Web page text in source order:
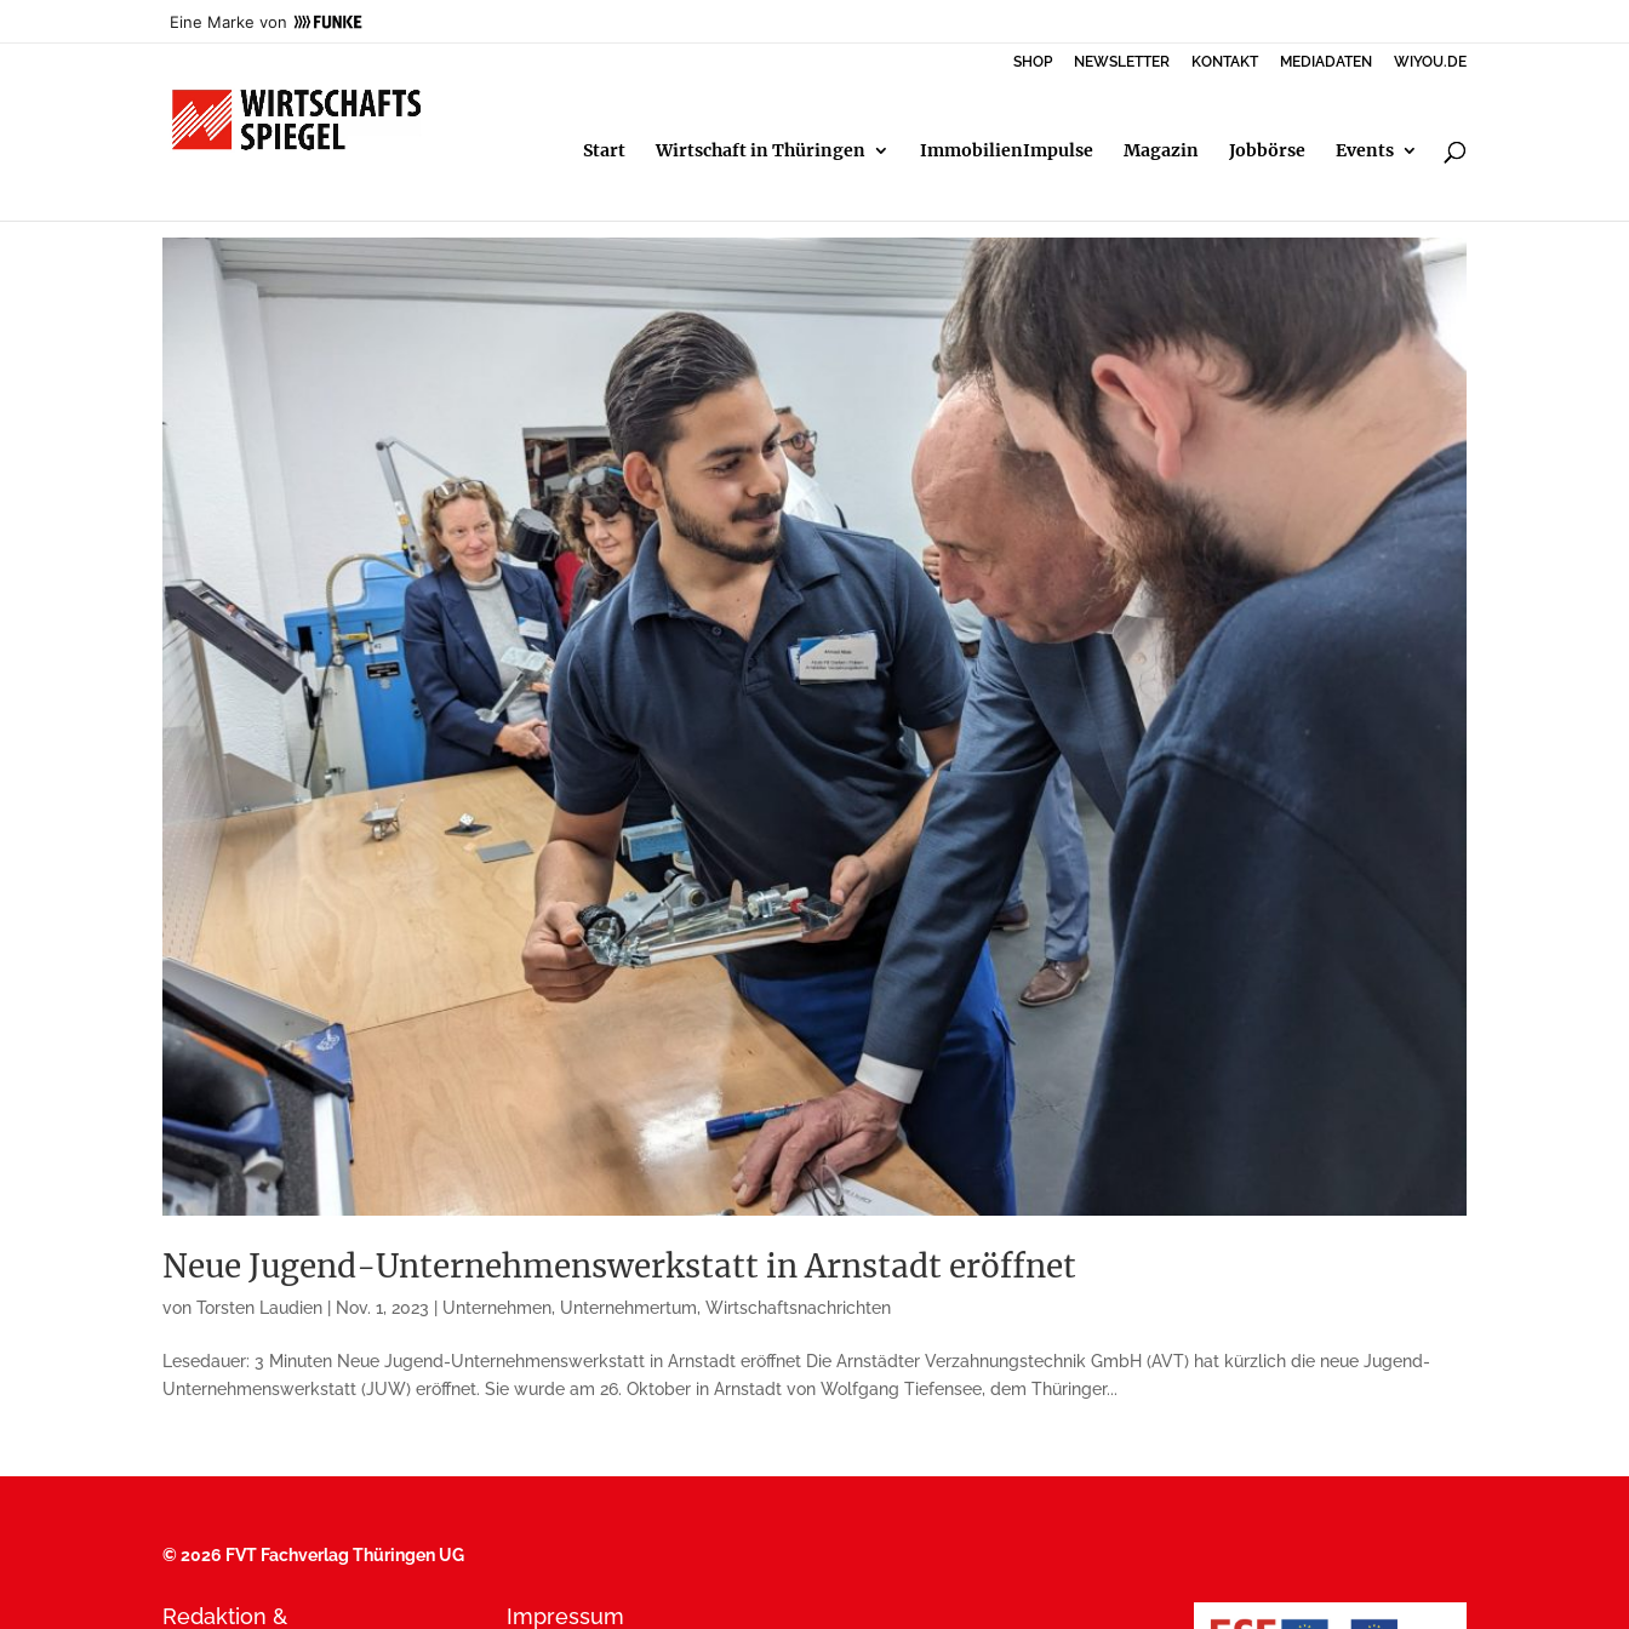
Eine Marke von
SHOP NEWSLETTER KONTAKT MEDIADATEN WIYOU.DE
Start Wirtschaft in Thüringen ImmobilienImpulse Magazin Jobbörse Events
Neue Jugend-Unternehmenswerkstatt in Arnstadt eröffnet
vonTorsten Laudien Nov. 1, 2023 Unternehmen, Unternehmertum,Wirtschaftsnachrichten
Lesedauer: 3 Minuten Neue Jugend-Unternehmenswerkstatt in Arnstadt eröffnet Die Arnstädter Verzahnungstechnik GmbH (AVT) hat kürzlich die neue Jugend-
Unternehmenswerkstatt (JUW) eröffnet. Sie wurde am 26. Oktober in Arnstadt von Wolfgang Tiefensee, dem Thüringer...
©2026 FVT Fachverlag Thüringen UG
Redaktion & Impressum